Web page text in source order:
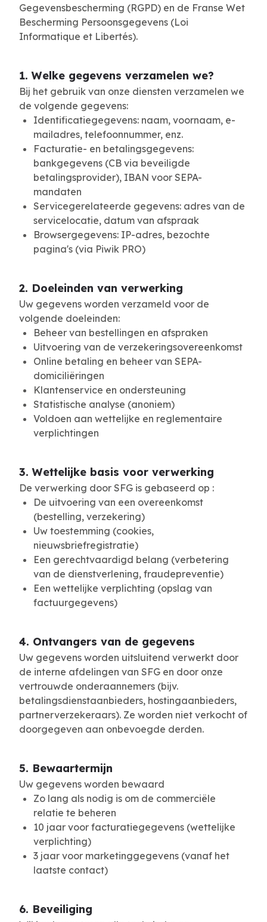
Gegevensbescherming (RGPD) en de Franse Wet
Bescherming Persoonsgegevens (Loi
Informatique et Libertés).
1. Welke gegevens verzamelen we?
Bij het gebruik van onze diensten verzamelen we
de volgende gegevens:
Identificatiegegevens: naam, voornaam, e-
mailadres, telefoonnummer, enz.
Facturatie- en betalingsgegevens:
bankgegevens (CB via beveiligde
betalingsprovider), IBAN voor SEPA-
mandaten
Servicegerelateerde gegevens: adres van de
servicelocatie, datum van afspraak
Browsergegevens: IP-adres, bezochte
pagina's (via Piwik PRO)
2. Doeleinden van verwerking
Uw gegevens worden verzameld voor de
volgende doeleinden:
Beheer van bestellingen en afspraken
Uitvoering van de verzekeringsovereenkomst
Online betaling en beheer van SEPA-
domiciliëringen
Klantenservice en ondersteuning
Statistische analyse (anoniem)
Voldoen aan wettelijke en reglementaire
verplichtingen
3. Wettelijke basis voor verwerking
De verwerking door SFG is gebaseerd op :
De uitvoering van een overeenkomst
(bestelling, verzekering)
Uw toestemming (cookies,
nieuwsbriefregistratie)
Een gerechtvaardigd belang (verbetering
van de dienstverlening, fraudepreventie)
Een wettelijke verplichting (opslag van
factuurgegevens)
4. Ontvangers van de gegevens
Uw gegevens worden uitsluitend verwerkt door
de interne afdelingen van SFG en door onze
vertrouwde onderaannemers (bijv.
betalingsdienstaanbieders, hostingaanbieders,
partnerverzekeraars). Ze worden niet verkocht of
doorgegeven aan onbevoegde derden.
5. Bewaartermijn
Uw gegevens worden bewaard
Zo lang als nodig is om de commerciële
relatie te beheren
10 jaar voor facturatiegegevens (wettelijke
verplichting)
3 jaar voor marketinggegevens (vanaf het
laatste contact)
6. Beveiliging